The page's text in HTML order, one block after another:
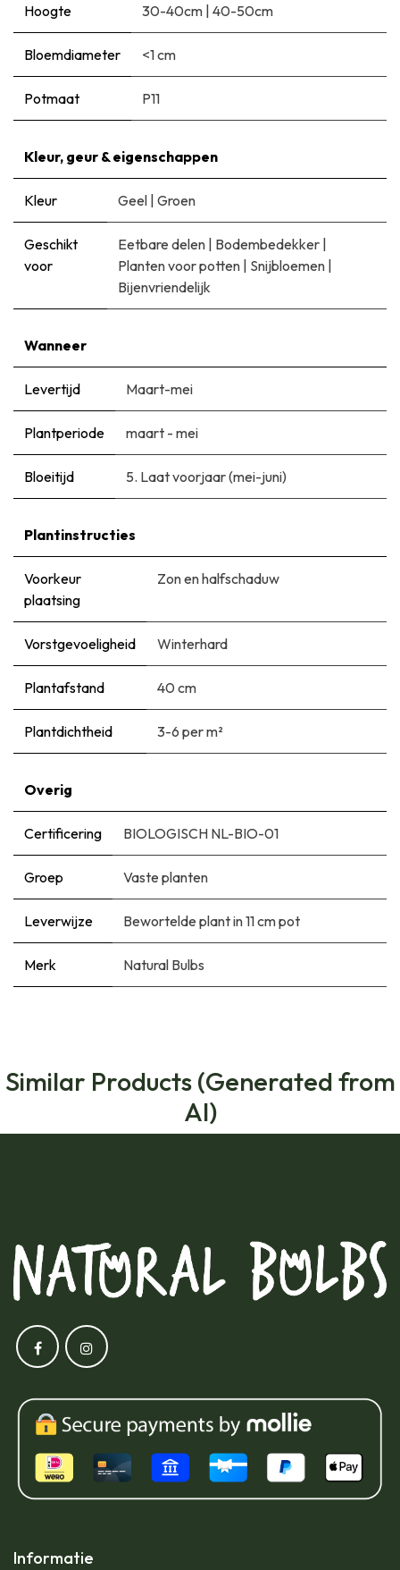
Hoogte 30-40cm | 40-50cm
Bloemdiameter <1 cm
Potmaat P11
Kleur, geur & eigenschappen
Kleur Geel | Groen
Geschikt
voor
Eetbare delen | Bodembedekker |
Planten voor potten | Snijbloemen |
Bijenvriendelijk
Wanneer
Levertijd Maart-mei
Plantperiode maart - mei
Bloeitijd 5. Laat voorjaar (mei-juni)
Plantinstructies
Voorkeur
plaatsing
Zon en halfschaduw
Vorstgevoeligheid Winterhard
Plantafstand 40 cm
Plantdichtheid 3-6 per m²
Overig
Certificering BIOLOGISCH NL-BIO-01
Groep Vaste planten
Leverwijze Bewortelde plant in 11 cm pot
Merk Natural Bulbs
Similar Products (Generated from
AI)
Informatie